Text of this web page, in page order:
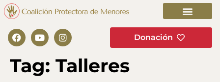
Donación
Tag: Talleres